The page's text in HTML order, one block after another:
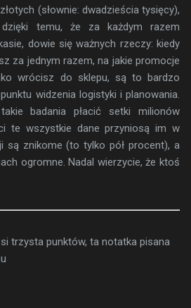
(słownie: dwadzieścia tysięcy),
temu, że za każdym razem
dowie się ważnych rzeczy: kiedy
za jednym razem, na jakie promocje
wrócisz do sklepu, są to bardzo
widzenia logistyki i planowania.
badania płacić setki milionów
te wszystkie dane przyniosą im w
są znikome (to tylko pół procent), a
ogromne. Nadal wierzycie, że ktoś
trzysta punktów, ta notatka pisana